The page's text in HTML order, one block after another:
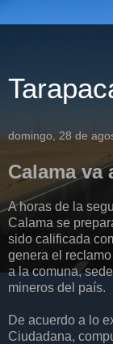
domingo, 28 de
Calama va
A horas de la
Calama se
sido calificada
genera el
a la comuna,
mineros del país.
De acuerdo a lo
Ciudadana,